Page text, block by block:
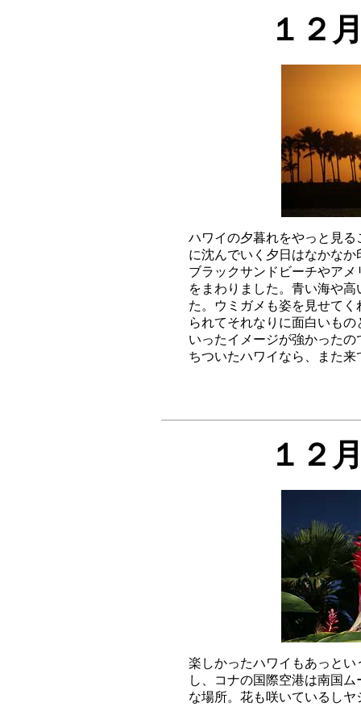
１２
ハワイの夕暮れをやっと見
に沈んでいく夕日はなかな
ブラックサンドビーチやア
をまわりました。青い海や
た。ウミガメも姿を見せて
られてそれなりに面白いも
いったイメージが強かった
１２
楽しかったハワイもあっと
し、コナの国際空港は南国
な場所。花も咲いているし